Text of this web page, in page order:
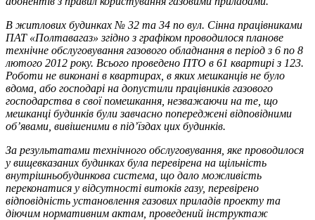
В житлових будинках № 32 та 34 по вул. Сінна працівниками
ПАТ «Полтавагаз» згідно з графіком проводилося планове
технічне обслуговування газового обладнання в період з 6 по 8
лютого 2012 року. Всього проведено ПТО в 61 квартирі з 123.
Роботи не виконані в квартирах, в яких мешканців не було
вдома, або господарі на допустили працівників газового
господарства в свої помешкання, незважаючи на те, що
мешканці будинків були завчасно попереджені відповідними
об’явами, вивішеними в під’їздах цих будинків.
За результатами технічного обслуговування, яке проводилося
у вищевказаних будинках була перевірена на щільність
внутрішньобудинкова система, що дало можливість
переконатися у відсутності витоків газу, перевірено
відповідність установлення газових приладів проекту та
діючим нормативним актам, проведений інструктаж